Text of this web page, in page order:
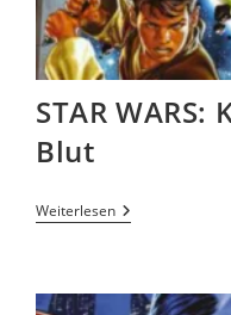
STAR WARS:
Blut
Weiterlesen